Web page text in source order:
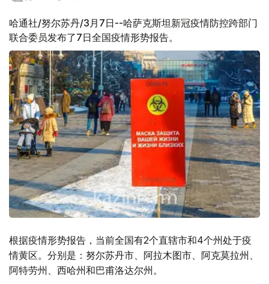
哈通社/努尔苏丹/3月7日--哈萨克斯坦新冠疫情防控跨部门
联合委员发布了7日全国疫情形势报告。
根据疫情形势报告，当前全国有2个直辖市和4个州处于疫
情黄区。分别是：努尔苏丹市、阿拉木图市、阿克莫拉州、
阿特劳州、西哈州和巴甫洛达尔州。